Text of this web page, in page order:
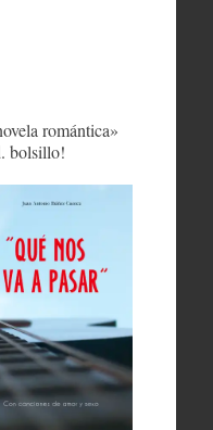
romántica»
bolsillo!